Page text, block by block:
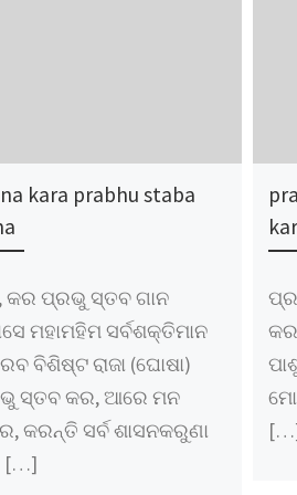
kara prabhu staba
କର ପ୍ରଭୁ ସ୍ତବ ଗାନ
ମହାମହିମ ସର୍ବଶକ୍ତିମାନ
ବିଶିଷ୍ଟ ରାଜା (ଘୋଷା)
ସ୍ତବ କର, ଆରେ ମନ
କରନ୍ତି ସର୍ବ ଶାସନକରୁଣା
[…]